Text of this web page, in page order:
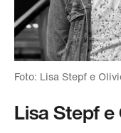
Foto: Lisa Stepf e
Lisa Stepf